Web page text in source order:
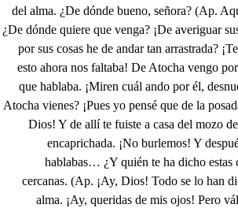
del alma. ¿De dónde bueno, señora? (Ap.
¿De dónde quiere que venga? ¡De averiguar
por sus cosas he de andar tan arrastrada?
esto ahora nos faltaba! De Atocha vengo
que hablaba. ¡Miren cuál ando por él,
Atocha vienes? ¡Pues yo pensé que de la
Dios! Y de allí te fuiste a casa del mozo
encaprichada. ¡No burlemos! Y
hablabas… ¿Y quién te ha dicho estas
cercanas. (Ap. ¡Ay, Dios! Todo se lo han
alma. ¡Ay, queridas de mis ojos! Pero